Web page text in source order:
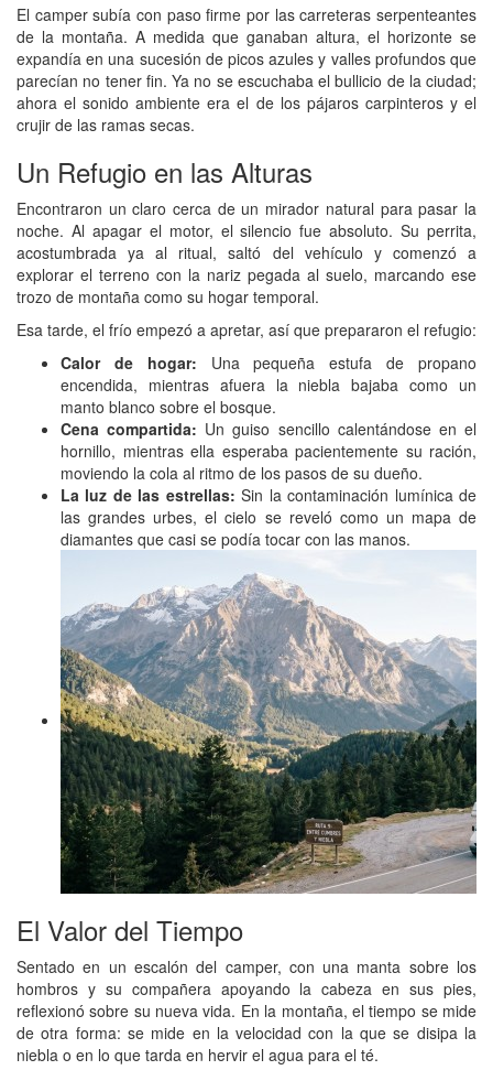
El camper subía con paso firme por las carreteras serpenteantes
de la montaña. A medida que ganaban altura, el horizonte se
expandía en una sucesión de picos azules y valles profundos que
parecían no tener fin. Ya no se escuchaba el bullicio de la ciudad;
ahora el sonido ambiente era el de los pájaros carpinteros y el
crujir de las ramas secas.
Un Refugio en las Alturas
Encontraron un claro cerca de un mirador natural para pasar la
noche. Al apagar el motor, el silencio fue absoluto. Su perrita,
acostumbrada ya al ritual, saltó del vehículo y comenzó a
explorar el terreno con la nariz pegada al suelo, marcando ese
trozo de montaña como su hogar temporal.
Esa tarde, el frío empezó a apretar, así que prepararon el refugio:
Calor de hogar: Una pequeña estufa de propano
encendida, mientras afuera la niebla bajaba como un
manto blanco sobre el bosque.
Cena compartida: Un guiso sencillo calentándose en el
hornillo, mientras ella esperaba pacientemente su ración,
moviendo la cola al ritmo de los pasos de su dueño.
La luz de las estrellas: Sin la contaminación lumínica de
las grandes urbes, el cielo se reveló como un mapa de
diamantes que casi se podía tocar con las manos.
El Valor del Tiempo
Sentado en un escalón del camper, con una manta sobre los
hombros y su compañera apoyando la cabeza en sus pies,
reflexionó sobre su nueva vida. En la montaña, el tiempo se mide
de otra forma: se mide en la velocidad con la que se disipa la
niebla o en lo que tarda en hervir el agua para el té.